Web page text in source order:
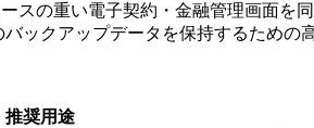
スの重い電子契約・金融管理画面を
ックアップデータを保持するための
推奨用途